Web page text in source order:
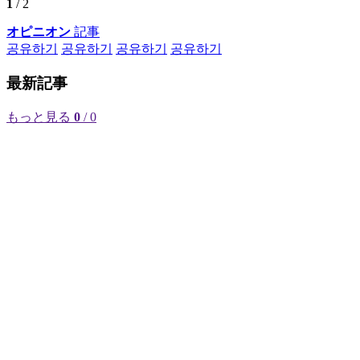
1 / 2
オピニオン 記事
공유하기
공유하기 공유하기 공유하기
最新記事
もっと見る 0 / 0